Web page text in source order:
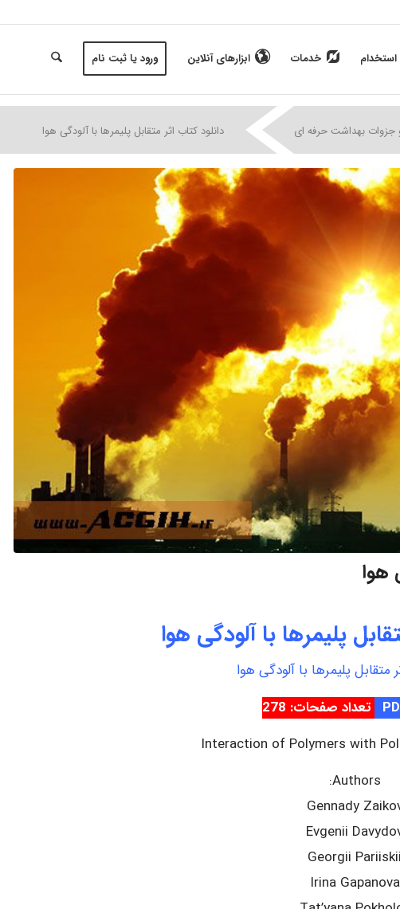
استخدام خدمات ابزارهای آنلاین ورود یا ثبت نام
| جزوات بهداشت حرفه ای دانلود کتاب اثر متقابل پلیمرها با آلودگی هوا
هوا
پلیمرها با آلودگی هوا
متقابل پلیمرها با آلودگی هوا
تعداد صفحات: 278
Interaction of Polymers with
Authors:
Gennady
Evgenii
Georgii Pariiskii
Irina Gapanova